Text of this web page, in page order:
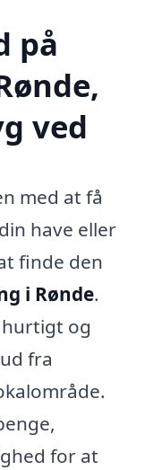
på
ved
med at få
have eller
finde den
i Rønde.
og
fra
for at